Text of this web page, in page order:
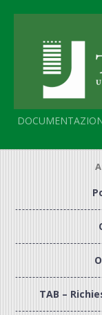
contenuto
TAB –